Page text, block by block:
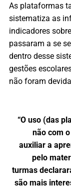
As plataformas
sistematiza as
indicadores
passaram a se
dentro desse
gestões
não foram
“O uso (das
não com
auxiliar a
pelo
turmas
são mais